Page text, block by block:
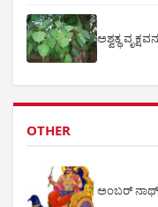
ಅಶ್ವತ್ಥ
OTHER
ಅಂಬರ್ ನಾಥ್